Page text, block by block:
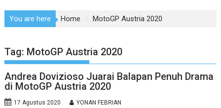
You are here Home MotoGP Austria 2020
Tag: MotoGP Austria 2020
Andrea Dovizioso Juarai Balapan Penuh Drama
di MotoGP Austria 2020
17 Agustus 2020 YONAN FEBRIAN